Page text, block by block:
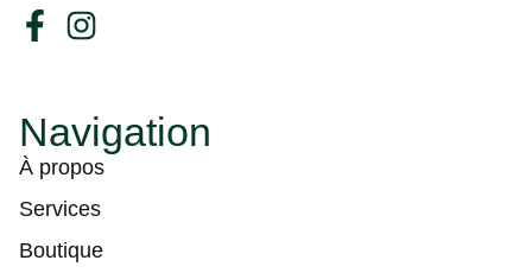
Navigation
À propos
Services
Boutique